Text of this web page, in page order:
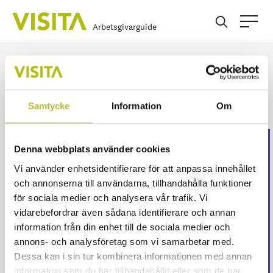
Samtycke Information Om
Denna webbplats använder cookies
Vi använder enhetsidentifierare för att anpassa innehållet
och annonserna till användarna, tillhandahålla funktioner
för sociala medier och analysera vår trafik. Vi
vidarebefordrar även sådana identifierare och annan
information från din enhet till de sociala medier och
annons- och analysföretag som vi samarbetar med.
Dessa kan i sin tur kombinera informationen med annan
information som du har tillhandahållit eller som de har
Arbetsgivarguide
Regler och direktiv
Detta innehåll är endast
för våra medlemmar
Logga in för att fortsätta läsa. Inte medlem än?
Ansök här
Eller är ditt företag redan medlem?Skapa ett
konto här